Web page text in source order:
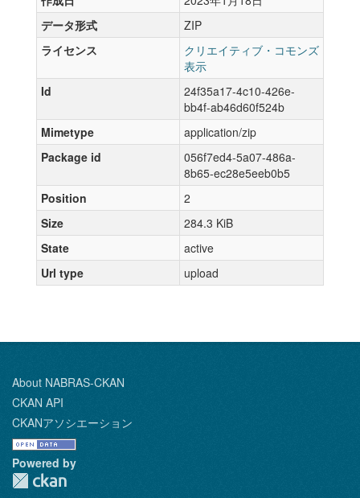
データ形式
ZIP
ライセンス
クリエイティブ・コモンズ
表示
Id
24f35a17-4c10-426e-
bb4f-ab46d60f524b
Mimetype
application/zip
Package id
056f7ed4-5a07-486a-
8b65-ec28e5eeb0b5
Position
2
Size
284.3 KiB
State
active
Url type
upload
About NABRAS-CKAN
CKAN API
CKANアソシエーション
Powered by